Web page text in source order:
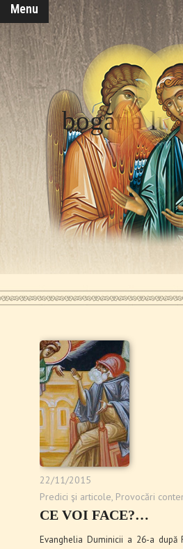
Menu
bogăția
22/11/2015
Predici şi articole Provocări
CE VOI FACE?…
Evanghelia Duminicii a 26-a după